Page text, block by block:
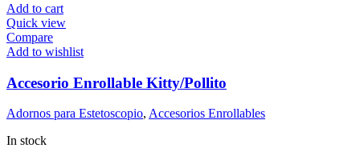
Add to cart
Quick view
Compare
Add to wishlist
Accesorio Enrollable Kitty/Pollito
Adornos para Estetoscopio, Accesorios Enrollables
In stock